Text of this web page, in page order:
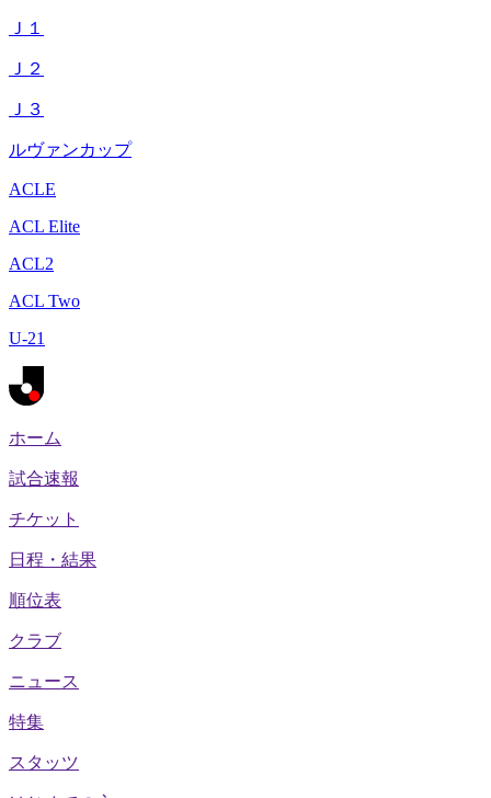
Ｊ１
Ｊ２
Ｊ３
ルヴァンカップ
ACLE
ACL Elite
ACL2
ACL Two
U-21
ホーム
試合速報
チケット
日程・結果
順位表
クラブ
ニュース
特集
スタッツ